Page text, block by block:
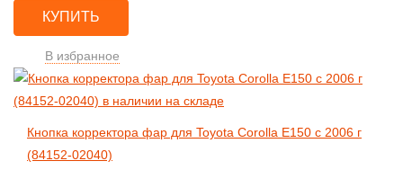
КУПИТЬ
В избранное
Кнопка корректора фар для Toyota Corolla E150 с 2006 г
(84152-02040)